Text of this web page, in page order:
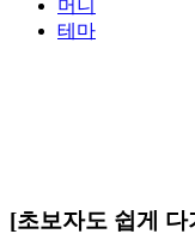
머니
테마
[초보자도 쉽게